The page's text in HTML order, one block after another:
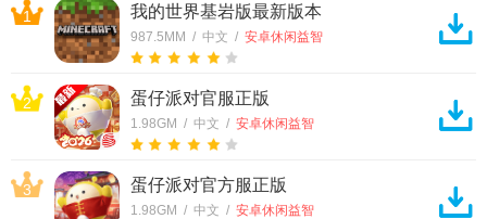
1 我的世界基岩版最新版本
987.5MM / 中文 / 安卓休闲益智
2 蛋仔派对官服正版
1.98GM / 中文 / 安卓休闲益智
3 蛋仔派对官方服正版
1.98GM / 中文 / 安卓休闲益智